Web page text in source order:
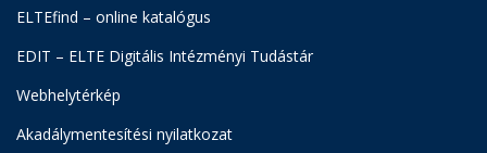
ELTEfind – online katalógus
EDIT – ELTE Digitális Intézményi Tudástár
Webhelytérkép
Akadálymentesítési nyilatkozat